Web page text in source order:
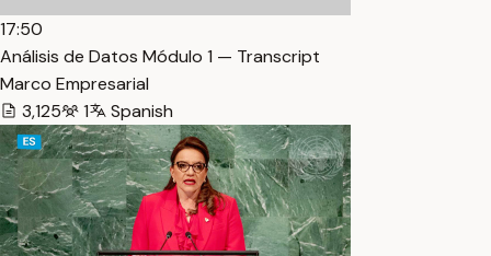
17:50
Análisis de Datos Módulo 1 — Transcript
Marco Empresarial
3,125
1 Spanish